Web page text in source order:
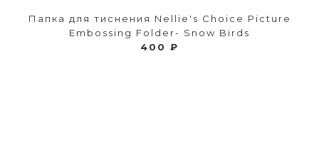
Папка для тиснения Nellie's Choice Picture
Embossing Folder- Snow Birds
400 ₽